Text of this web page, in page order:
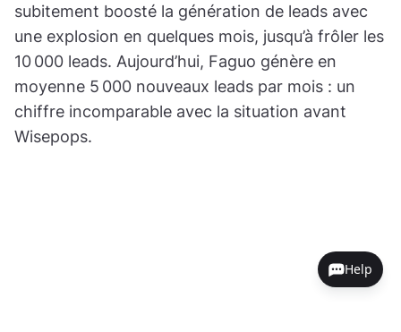
subitement boosté la génération de leads avec
une explosion en quelques mois, jusqu’à frôler les
10 000 leads. Aujourd’hui, Faguo génère en
moyenne 5 000 nouveaux leads par mois : un
chiffre incomparable avec la situation avant
Wisepops.
Help